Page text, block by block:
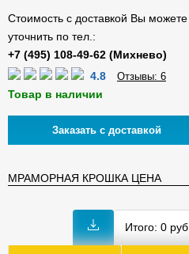
Стоимость с доставкой Вы можете
уточнить по тел.:
4.8 Отзывы: 6
Товар в наличии
Заказать с доставкой
МРАМОРНАЯ КРОШКА ЦЕНА
Итого: 0 руб.